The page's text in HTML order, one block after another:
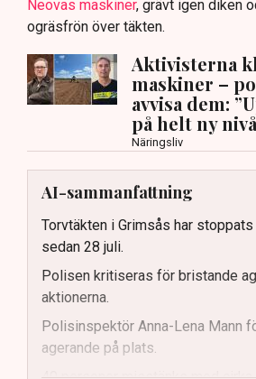
Neovas maskiner, grävt igen diken
ogräsfrön över täkten.
Aktivisterna
maskiner –
avvisa dem:
på helt ny
Näringsliv
AI-sammanfattning
Torvtäkten i Grimsås har
sedan 28 juli.
Polisen kritiseras för bristande
aktionerna.
Polisinspektör Anna-Lena Mann
agerande på plats.